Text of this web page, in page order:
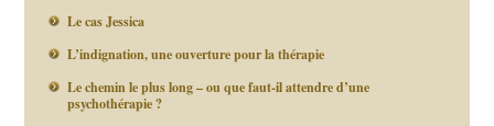
Le cas Jessica
L’indignation, une ouverture pour la thérapie
Le chemin le plus long – ou que faut-il attendre d’une
psychothérapie ?